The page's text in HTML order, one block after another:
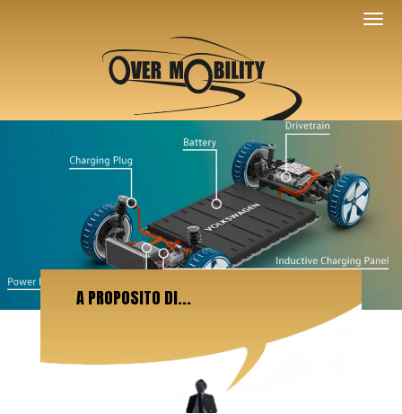
A PROPOSITO DI...